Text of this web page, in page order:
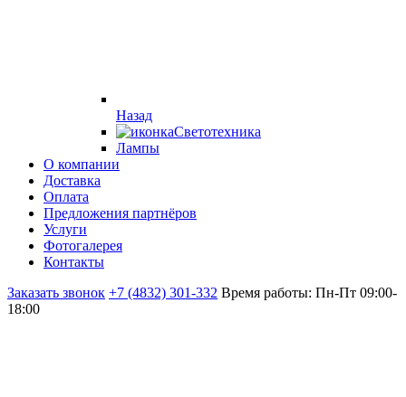
Назад
Светотехника
Лампы
О компании
Доставка
Оплата
Предложения партнёров
Услуги
Фотогалерея
Контакты
Заказать звонок +7 (4832) 301-332 Время работы: Пн-Пт 09:00-
18:00